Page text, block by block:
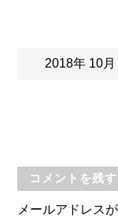
2018年 10月
コメントを残す
メールアドレス